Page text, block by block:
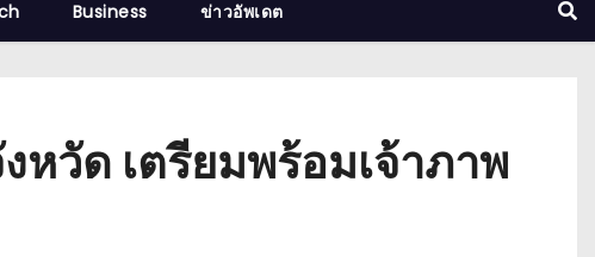
Business ข่าวอัพเดต
หวัด เตรียมพร้อมเจ้าภาพ